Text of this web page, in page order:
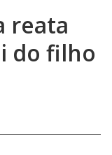
reata
do filho